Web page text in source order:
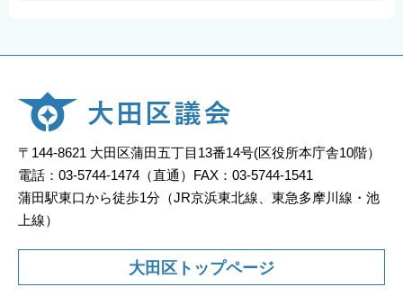
〒144-8621 大田区蒲田五丁目13番14号(区役所本庁舎10階）
電話：03-5744-1474（直通）FAX：03-5744-1541
蒲田駅東口から徒歩1分（JR京浜東北線、東急多摩川線・池
上線）
大田区トップページ